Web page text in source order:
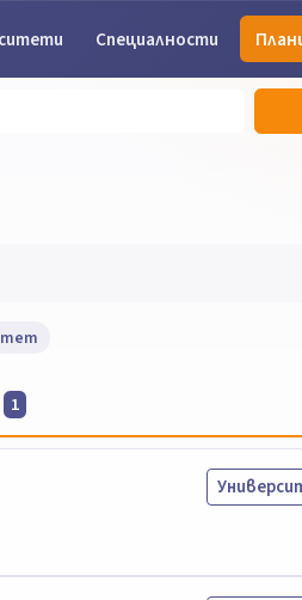
Специалности
1